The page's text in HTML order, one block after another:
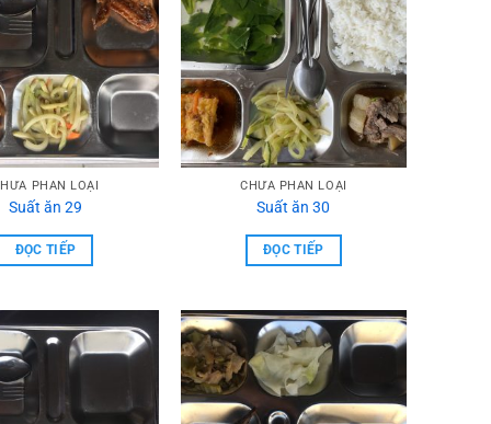
PHẦN LOẠI
Suất ăn 29
ĐỌC TIẾP
CHƯA PHẦN LOẠI
Suất ăn 30
ĐỌC TIẾP